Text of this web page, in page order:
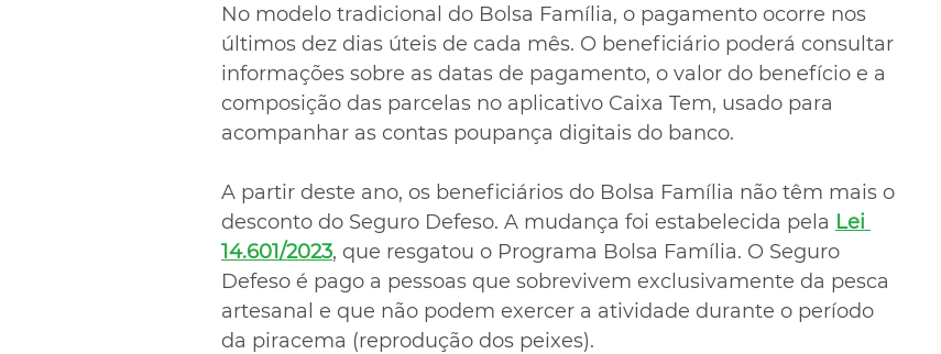
No modelo tradicional do Bolsa Família, o pagamento ocorre nos
últimos dez dias úteis de cada mês. O beneficiário poderá consultar
informações sobre as datas de pagamento, o valor do benefício e a
composição das parcelas no aplicativo Caixa Tem, usado para
acompanhar as contas poupança digitais do banco.
A partir deste ano, os beneficiários do Bolsa Família não têm mais o
desconto do Seguro Defeso. A mudança foi estabelecida pela Lei
14.601/2023, que resgatou o Programa Bolsa Família. O Seguro
Defeso é pago a pessoas que sobrevivem exclusivamente da pesca
artesanal e que não podem exercer a atividade durante o período
da piracema (reprodução dos peixes).